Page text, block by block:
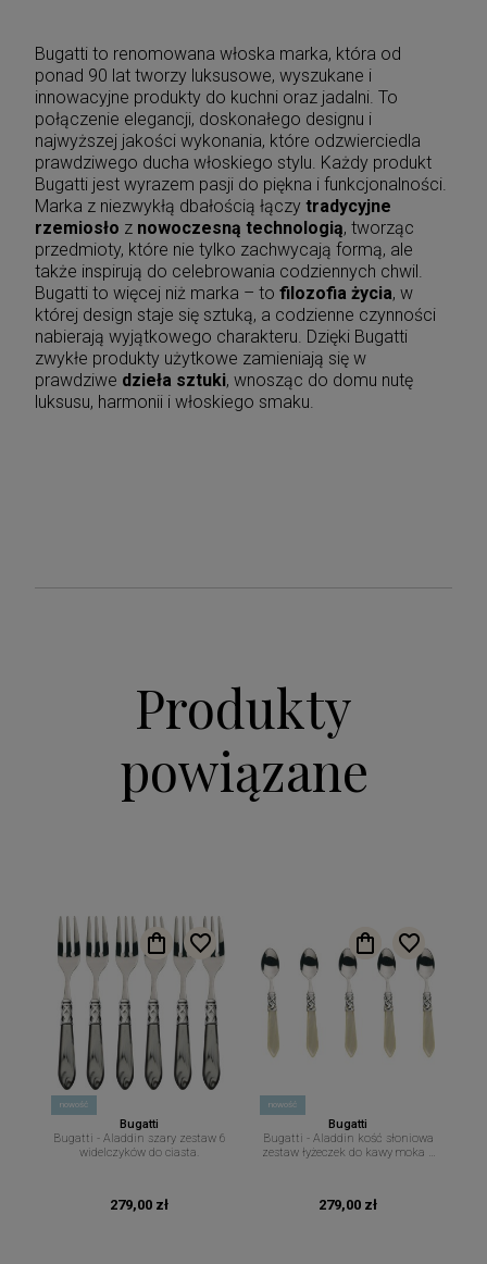
Bugatti to renomowana włoska marka, która od
ponad 90 lat tworzy luksusowe, wyszukane i
innowacyjne produkty do kuchni oraz jadalni. To
połączenie elegancji, doskonałego designu i
najwyższej jakości wykonania, które odzwierciedla
prawdziwego ducha włoskiego stylu. Każdy produkt
Bugatti jest wyrazem pasji do piękna i funkcjonalności.
Marka z niezwykłą dbałością łączy tradycyjne
rzemiosło z nowoczesną technologią, tworząc
przedmioty, które nie tylko zachwycają formą, ale
także inspirują do celebrowania codziennych chwil.
Bugatti to więcej niż marka – to filozofia życia, w
której design staje się sztuką, a codzienne czynności
nabierają wyjątkowego charakteru. Dzięki Bugatti
zwykłe produkty użytkowe zamieniają się w
prawdziwe dzieła sztuki, wnosząc do domu nutę
luksusu, harmonii i włoskiego smaku.
Produkty
powiązane
nowość
Bugatti
Bugatti - Aladdin szary zestaw 6
widelczyków do ciasta.
279,00 zł
nowość
Bugatti
Bugatti - Aladdin kość słoniowa
zestaw łyżeczek do kawy moka 6
279,00 zł